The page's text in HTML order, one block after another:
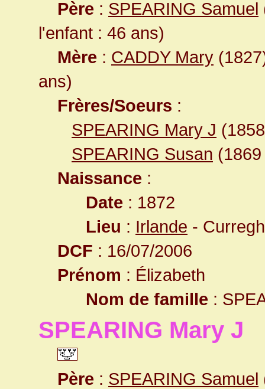
Père : SPEARING Samuel
l'enfant : 46 ans)
Mère : CADDY Mary
ans)
Frères/Soeurs :
SPEARING Mary J
SPEARING Susan
Naissance :
Date : 1872
Lieu : Irlande -
DCF : 16/07/2006
Prénom : Élizabeth
Nom de famille :
SPEARING Mary J
Père : SPEARING Samuel